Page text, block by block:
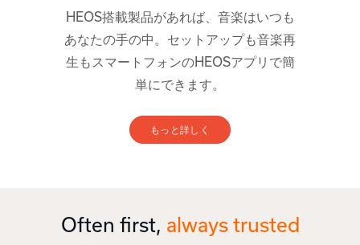
HEOS搭載製品があれば、音楽はいつも
あなたの手の中。セットアップも音楽再
生もスマートフォンのHEOSアプリで簡
単にできます。
もっと詳しく
Often first, always trusted